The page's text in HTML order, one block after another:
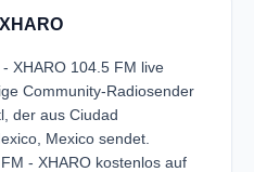
XHARO 104.5 FM live
Community-Radiosender
der aus Ciudad
Mexico sendet.
- XHARO kostenlos auf